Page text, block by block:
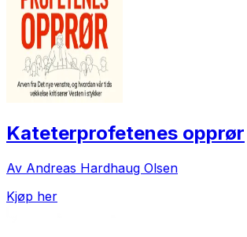
Kateterprofetenes opprør
Av Andreas Hardhaug Olsen
Kjøp her